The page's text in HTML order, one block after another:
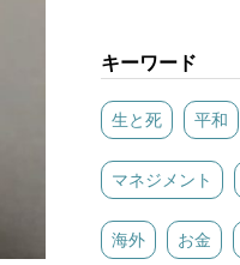
キーワード
生と死 平和
マネジメント
海外 お金